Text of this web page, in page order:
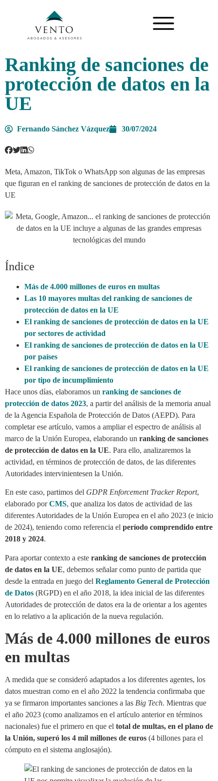
Ranking de sanciones de
protección de datos en la
UE
Fernando Sánchez Vázquez 30/07/2024
Meta, Amazon, TikTok o WhatsApp son algunas de las empresas
que figuran en el ranking de sanciones de protección de datos en la
UE
Índice
Más de 4.000 millones de euros en multas
Las 10 mayores multas del ranking de sanciones de
protección de datos en la UE
El ranking de sanciones de protección de datos en la UE
por sectores de actividad
El ranking de sanciones de protección de datos en la UE
por países
El ranking de sanciones de protección de datos en la UE
por tipo de incumplimiento
Hace unos días, elaboramos un ranking de sanciones de
protección de datos 2023, a partir del análisis de la memoria anual
de la Agencia Española de Protección de Datos (AEPD). Para
completar ese artículo, vamos a ampliar el espectro de análisis al
marco de la Unión Europea, elaborando un ranking de sanciones
de protección de datos en la UE. Para ello, analizaremos la
actividad, en términos de protección de datos, de las diferentes
Autoridades intervinientesen la Unión.
En este caso, partimos del GDPR Enforcement Tracker Report,
elaborado porCMS, que analiza los datos de actividad de las
diferentes Autoridades de la Unión Europea en el año 2023 (e inicio
de 2024), teniendo como referencia el período comprendido entre
2018 y 2024.
Para aportar contexto a este ranking de sanciones de protección
de datos en la UE, debemos señalar como punto de partida que
desde la entrada en juego del Reglamento General de Protección
de Datos (RGPD) en el año 2018, la idea inicial de las diferentes
Autoridades de protección de datos era la de orientar a los agentes
en lo relativo a la aplicación de la nueva regulación.
Más de 4.000 millones de euros
en multas
A medida que se consideró adaptados a los diferentes agentes, los
datos muestran como en el año 2022 la tendencia confirmaba que
ya se firmaron importantes sanciones a las Big Tech. Mientras que
el año 2023 (como analizamos en el artículo anterior en términos
nacionales) fue el primero en que el total de multas, en el plano de
la Unión, superó los 4 mil millones de euros (4 billones para el
cómputo en el sistema anglosajón).